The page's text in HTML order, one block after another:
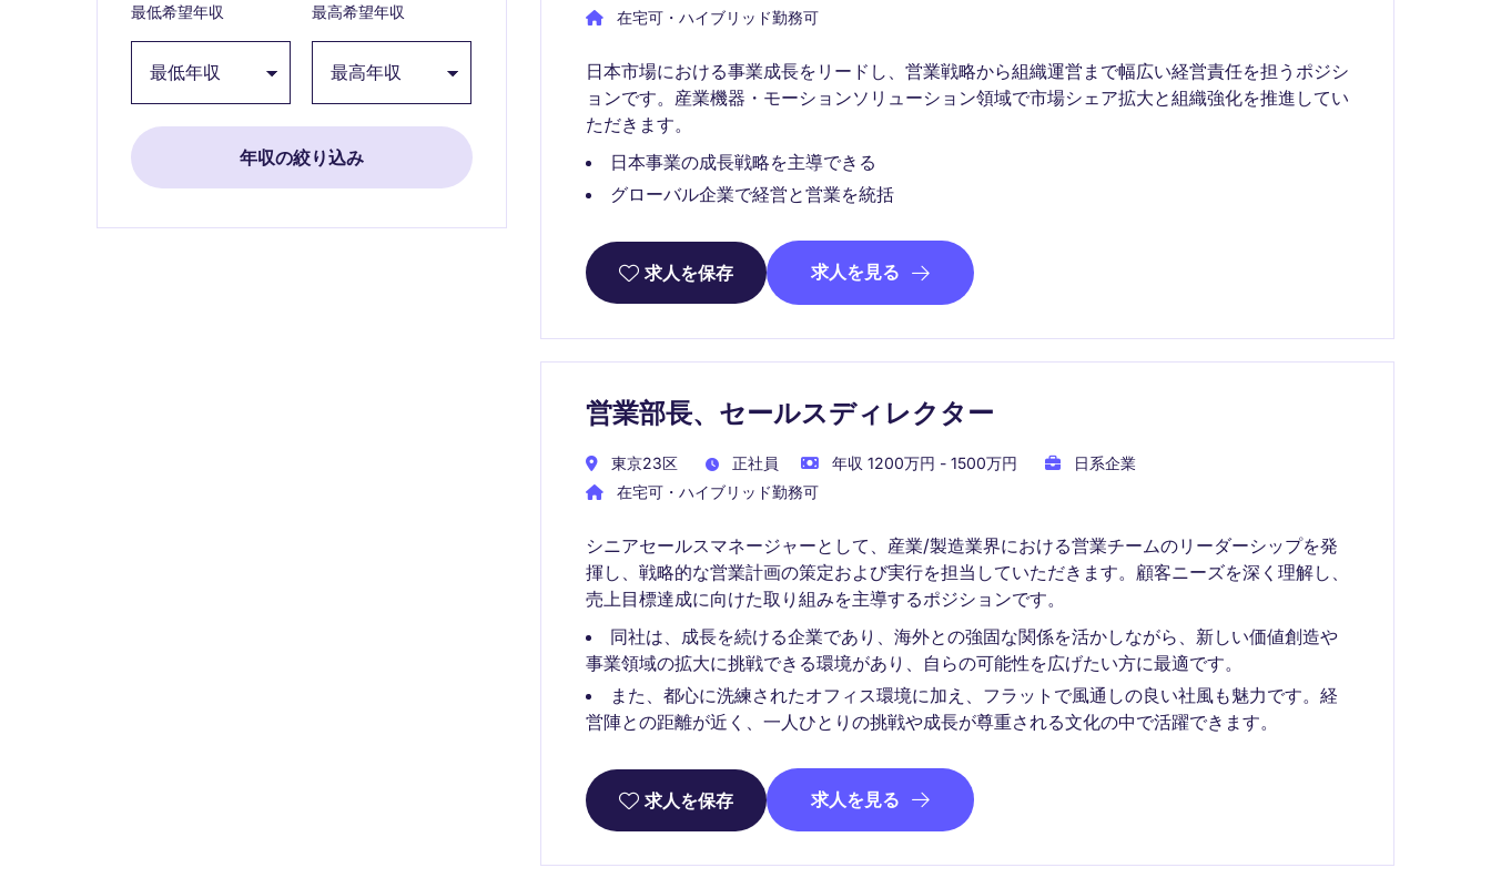
最低希望年収 最高希望年収
在宅可・ハイブリッド勤務可
日本市場における事業成長をリードし、営業戦略から組織運営まで幅広い経営責任を担うポジシ
ョンです。産業機器・モーションソリューション領域で市場シェア拡大と組織強化を推進してい
ただきます。
日本事業の成長戦略を主導できる
グローバル企業で経営と営業を統括
求人を保存 求人を見る
営業部長、セールスディレクター
東京23区 正社員 年収 1200万円 - 1500万円
日系企業
在宅可・ハイブリッド勤務可
シニアセールスマネージャーとして、産業/製造業界における営業チームのリーダーシップを発
揮し、戦略的な営業計画の策定および実行を担当していただきます。顧客ニーズを深く理解し、
売上目標達成に向けた取り組みを主導するポジションです。
同社は、成長を続ける企業であり、海外との強固な関係を活かしながら、新しい価値創造や
事業領域の拡大に挑戦できる環境があり、自らの可能性を広げたい方に最適です。
また、都心に洗練されたオフィス環境に加え、フラットで風通しの良い社風も魅力です。経
営陣との距離が近く、一人ひとりの挑戦や成長が尊重される文化の中で活躍できます。
求人を保存 求人を見る